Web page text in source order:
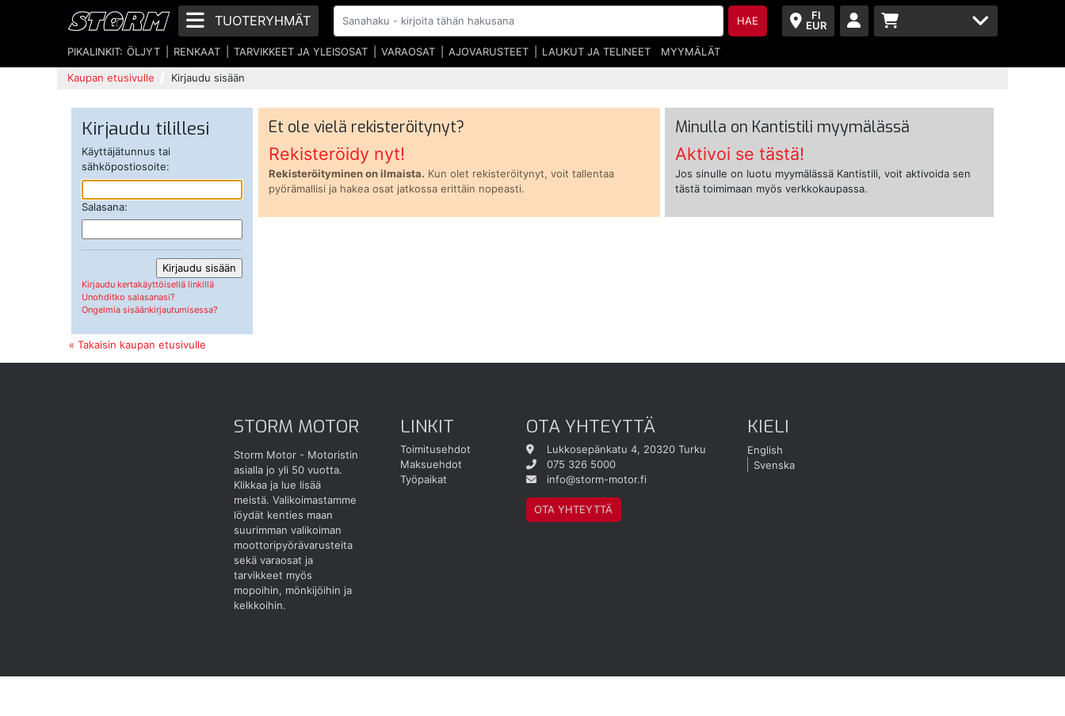
FI
EUR
TUOTERYHMÄT HAE
PIKALINKIT: ÖLJYT RENKAAT TARVIKKEET JA YLEISOSAT VARAOSAT AJOVARUSTEET LAUKUT JA TELINEET MYYMÄLÄT
Kaupan etusivulle Kirjaudu sisään
Kirjaudu tilillesi
Käyttäjätunnus tai
sähköpostiosoite:
Salasana:
Kirjaudu kertakäyttöisellä linkillä
Unohditko salasanasi?
Ongelmia sisäänkirjautumisessa?
Et ole vielä rekisteröitynyt?
Rekisteröidy nyt!
Rekisteröityminen on ilmaista. Kun olet rekisteröitynyt, voit tallentaa
pyörämallisi ja hakea osat jatkossa erittäin nopeasti.
Minulla on Kantistili myymälässä
Aktivoi se tästä!
Jos sinulle on luotu myymälässä Kantistili, voit aktivoida sen
tästä toimimaan myös verkkokaupassa.
« Takaisin kaupan etusivulle
STORM MOTOR
Storm Motor - Motoristin
asialla jo yli 50 vuotta.
Klikkaa ja lue lisää
meistä. Valikoimastamme
löydät kenties maan
suurimman valikoiman
moottoripyörävarusteita
sekä varaosat ja
tarvikkeet myös
mopoihin, mönkijöihin ja
kelkkoihin.
LINKIT
Toimitusehdot
Maksuehdot
Työpaikat
OTA YHTEYTTÄ
Lukkosepänkatu 4, 20320 Turku
075 326 5000
info@storm-motor.fi
OTA YHTEYTTÄ
KIELI
English
Svenska